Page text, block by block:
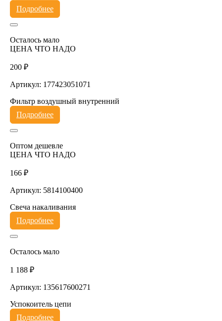
Подробнее
Осталось мало
ЦЕНА ЧТО НАДО
200 ₽
Артикул: 177423051071
Фильтр воздушный внутренний
Подробнее
Оптом дешевле
ЦЕНА ЧТО НАДО
166 ₽
Артикул: 5814100400
Свеча накаливания
Подробнее
Осталось мало
1 188 ₽
Артикул: 135617600271
Успокоитель цепи
Подробнее